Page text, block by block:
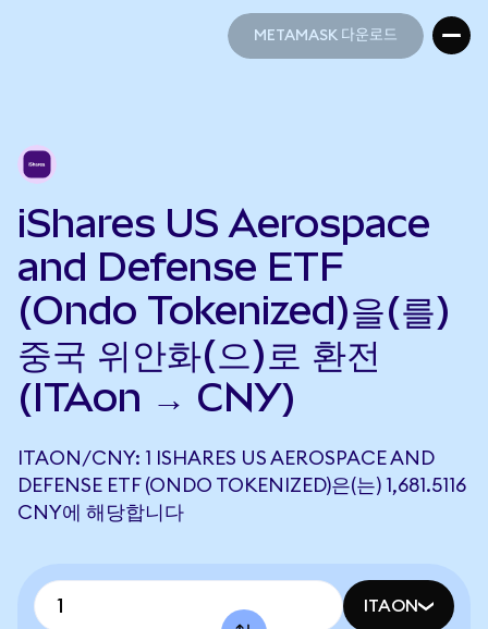
METAMASK 다운로드
iShares US Aerospace
and Defense ETF
(Ondo Tokenized)을(를)
중국 위안화(으)로 환전
(ITAon → CNY)
ITAON/CNY: 1 ISHARES US AEROSPACE AND
DEFENSE ETF (ONDO TOKENIZED)은(는) 1,681.5116
CNY에 해당합니다
ITAON